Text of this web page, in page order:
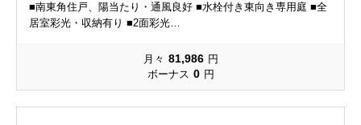
■南東角住戸、陽当たり・通風良好 ■水栓付き東向き専用庭 ■全
居室彩光・収納有り ■2面彩光…
月々 81,986 円
ボーナス 0 円